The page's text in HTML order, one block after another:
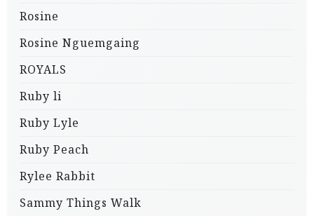
Rosine
Rosine Nguemgaing
ROYALS
Ruby li
Ruby Lyle
Ruby Peach
Rylee Rabbit
Sammy Things Walk